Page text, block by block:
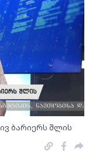
ბარიერს შლის